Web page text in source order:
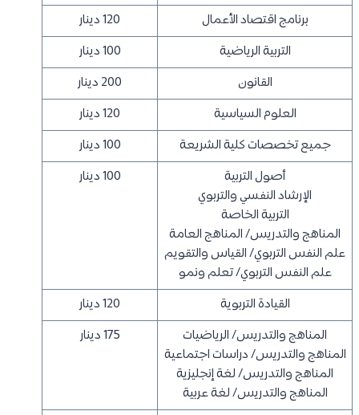
برنامج اقتصاد الأعمال
120 دينار
التربية الرياضية
100 دينار
القانون
200 دينار
العلوم السياسية
120 دينار
جميع تخصصات كلية الشريعة
100 دينار
أصول التربية
الإرشاد النفسي والتربوي
التربية الخاصة
المناهج والتدريس/ المناهج العامة
علم النفس التربوي/ القياس والتقويم
علم النفس التربوي/ تعلم ونمو
100 دينار
القيادة التربوية
120 دينار
المناهج والتدريس/ الرياضيات
المناهج والتدريس/ دراسات اجتماعية
المناهج والتدريس/ لغة إنجليزية
المناهج والتدريس/ لغة عربية
175 دينار